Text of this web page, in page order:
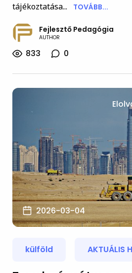
tájékoztatása...
TOVÁBB...
Fejlesztő Pedagógia
AUTHOR
833 0
2026-03-04
külföld AKTUÁLIS